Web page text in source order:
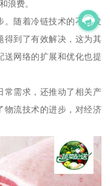
浪费。
。随着冷链技术的不断发
得到了有效解决，这为其
送网络的扩展和优化也提
常需求，还推动了相关产
物流技术的进步，对经济